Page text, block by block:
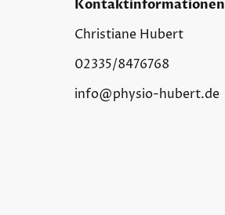
Kontaktinformationen
Christiane Hubert
02335/8476768
info@physio-hubert.de